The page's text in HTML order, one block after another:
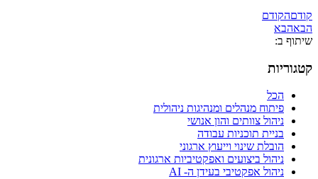
קודםהקודם
הבאהבא
שיתוף ב:
קטגוריות
הכל
פיתוח מנהלים ומנהיגות ניהולית
ניהול צוותים והון אנושי
בניית תוכניות עבודה
הובלת שינוי וייעוץ ארגוני
ניהול ביצועים ואפקטיביות ארגונית
ניהול אפקטיבי בעידן ה- AI